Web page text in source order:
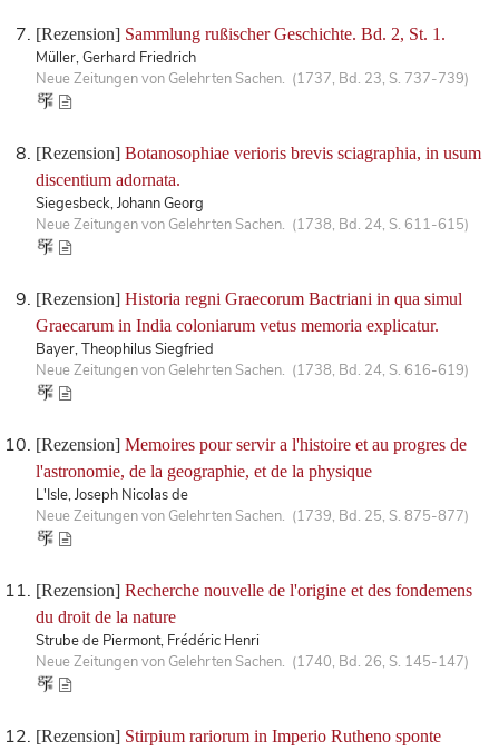
[Rezension] Sammlung rußischer Geschichte. Bd. 2, St. 1.
Müller, Gerhard Friedrich
Neue Zeitungen von Gelehrten Sachen. (1737, Bd. 23, S. 737-739)
[Rezension] Botanosophiae verioris brevis sciagraphia, in usum
discentium adornata.
Siegesbeck, Johann Georg
Neue Zeitungen von Gelehrten Sachen. (1738, Bd. 24, S. 611-615)
[Rezension] Historia regni Graecorum Bactriani in qua simul
Graecarum in India coloniarum vetus memoria explicatur.
Bayer, Theophilus Siegfried
Neue Zeitungen von Gelehrten Sachen. (1738, Bd. 24, S. 616-619)
[Rezension] Memoires pour servir a l'histoire et au progres de
l'astronomie, de la geographie, et de la physique
L'Isle, Joseph Nicolas de
Neue Zeitungen von Gelehrten Sachen. (1739, Bd. 25, S. 875-877)
[Rezension] Recherche nouvelle de l'origine et des fondemens
du droit de la nature
Strube de Piermont, Frédéric Henri
Neue Zeitungen von Gelehrten Sachen. (1740, Bd. 26, S. 145-147)
[Rezension] Stirpium rariorum in Imperio Rutheno sponte